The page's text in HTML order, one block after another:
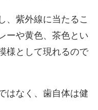
、紫外線に当たるこ
ーや黄色、茶色とい
様として現れるので
はなく、 歯自体は健